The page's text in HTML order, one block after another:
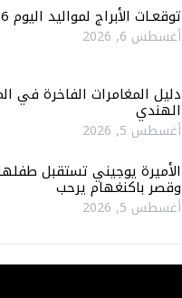
توقعـات الأبراج لمواليد اليوم 6 أغسطس
أغسطس 6, 2026
دليل المغامرات الفاخرة في
الهندي
أغسطس 5, 2026
الأميرة يوجيني تستقبل
وقصر باكنغهام يرحب
أغسطس 5, 2026